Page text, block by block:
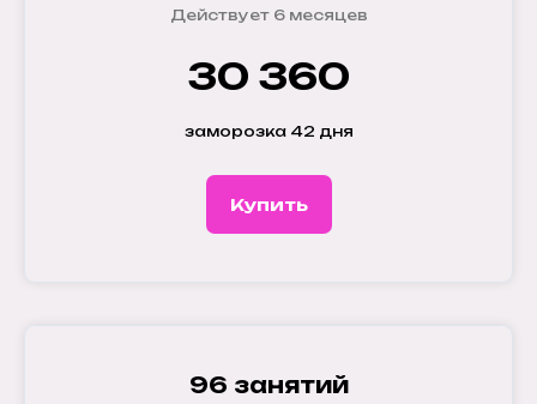
Действует 6 месяцев
30 360
заморозка 42 дня
Купить
96 занятий